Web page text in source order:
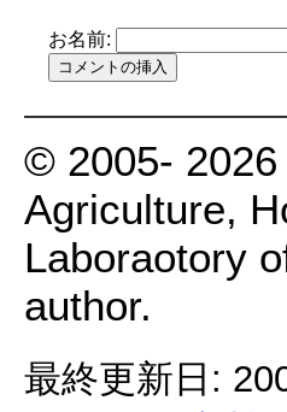
お名前:
© 2005-
Agriculture,
Laboraotory
author.
最終更新日: